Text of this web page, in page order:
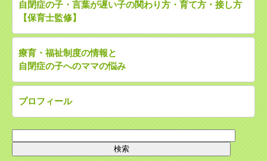
自閉症の子・言葉が遅い子の関わり方・育て方・接し方
【保育士監修】
療育・福祉制度の情報と
自閉症の子へのママの悩み
プロフィール
索: